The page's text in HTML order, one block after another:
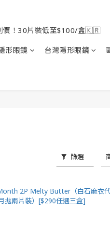
！30片裝低至$100/盒🇰🇷
形眼鏡 台灣隱形眼鏡
篩選